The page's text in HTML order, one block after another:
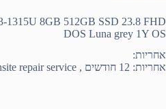
1315U 8GB 512GB SSD 23.8 FHD
DOS Luna grey 1Y OS
אחריות:
אחריות: 12 חודשים , 1Y Onsite repair service